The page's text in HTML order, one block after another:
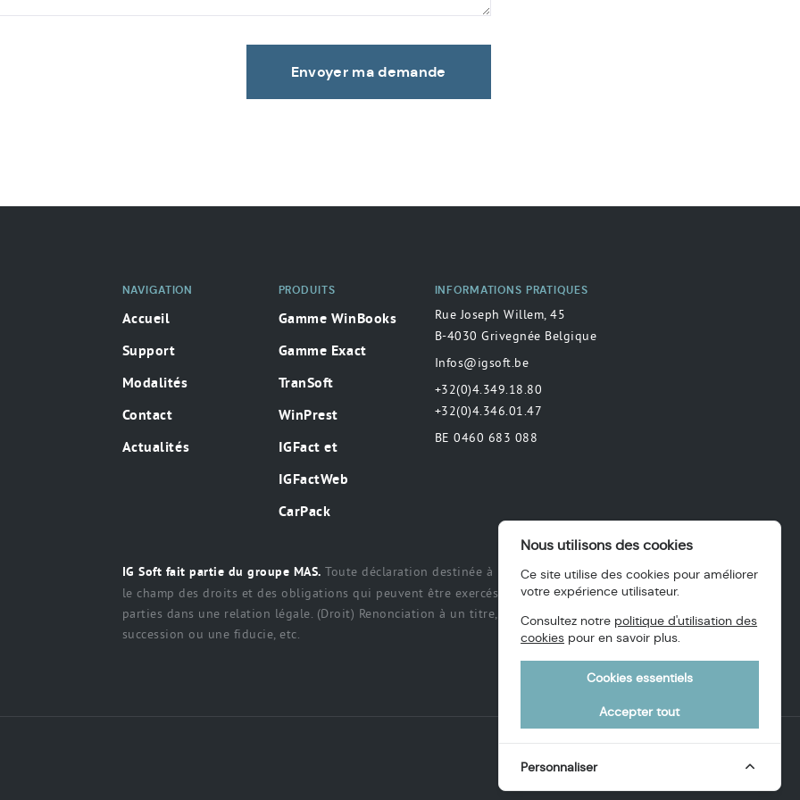
Envoyer ma demande
NAVIGATION
Accueil
Support
Modalités
Contact
Actualités
PRODUITS
Gamme WinBooks
Gamme Exact
TranSoft
WinPrest
IGFact et
IGFactWeb
CarPack
INFORMATIONS PRATIQUES
Rue Joseph Willem, 45
B-4030 Grivegnée Belgique
Infos@igsoft.be
+32(0)4.349.18.80
+32(0)4.346.01.47
BE 0460 683 088
IG Soft fait partie du groupe MAS. Toute déclaration destinée à préciser ou de délimiter
le champ des droits et des obligations qui peuvent être exercés et exécutés par les
parties dans une relation légale. (Droit) Renonciation à un titre, des intérêts, une
succession ou une fiducie, etc.
Nous utilisons des cookies
Ce site utilise des cookies pour améliorer
votre expérience utilisateur.
Consultez notre politique d'utilisation des
cookies pour en savoir plus.
Cookies essentiels
Accepter tout
Personnaliser